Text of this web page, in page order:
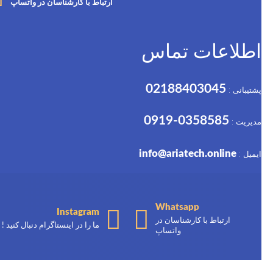
ارتباط با کارشناسان در واتساپ
اطلاعات تماس
پشتیبانی : 02188403045
مدیریت : 0358585-0919
ایمیل :info@ariatech.online
Whatsapp
ارتباط با کارشناسان در
واتساپ
Instagram
ما را در اینستاگرام دنبال کنید !